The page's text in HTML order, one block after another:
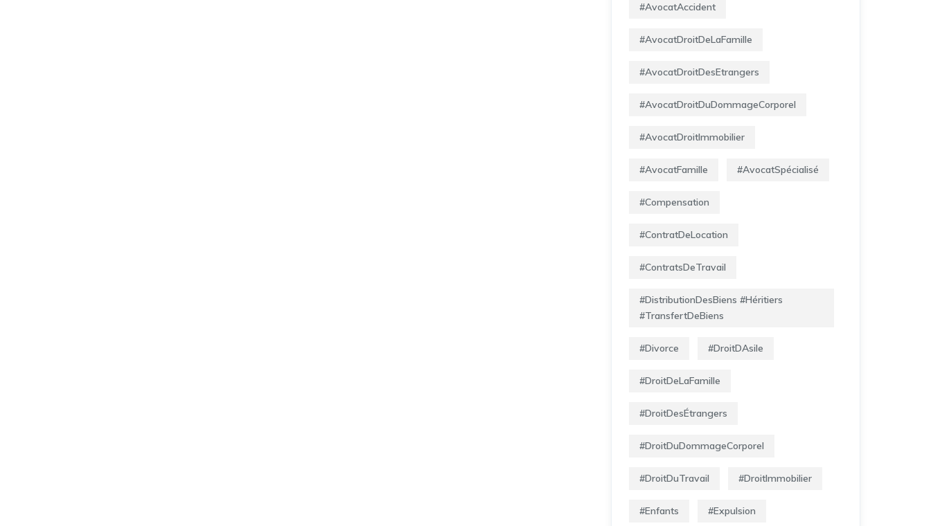
#AvocatAccident
#AvocatDroitDeLaFamille
#AvocatDroitDesEtrangers
#AvocatDroitDuDommageCorporel
#AvocatDroitImmobilier
#AvocatFamille #AvocatSpécialisé
#Compensation
#ContratDeLocation
#ContratsDeTravail
#DistributionDesBiens #Héritiers
#TransfertDeBiens
#Divorce #DroitDAsile
#DroitDeLaFamille
#DroitDesÉtrangers
#DroitDuDommageCorporel
#DroitDuTravail #DroitImmobilier
#Enfants #Expulsion